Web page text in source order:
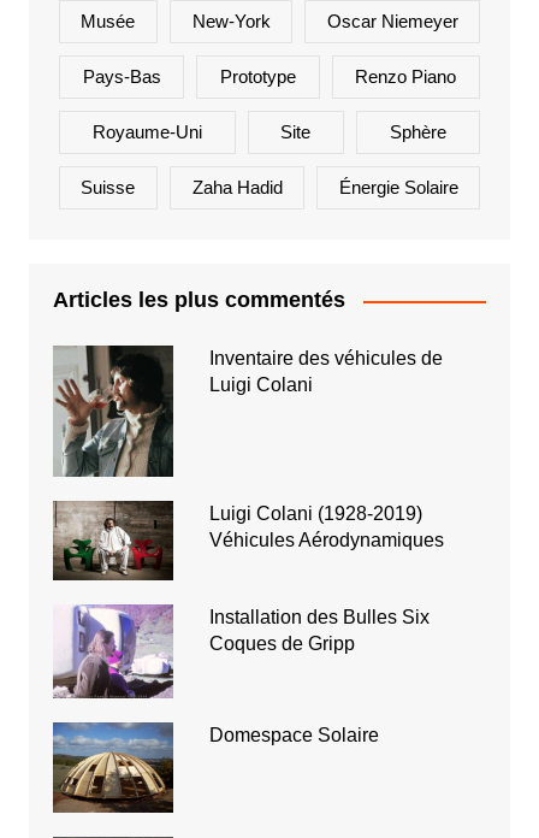
Musée New-York Oscar Niemeyer
Pays-Bas Prototype Renzo Piano
Royaume-Uni Site Sphère
Suisse Zaha Hadid Énergie Solaire
Articles les plus commentés
Inventaire des véhicules de
Luigi Colani
Luigi Colani (1928-2019)
Véhicules Aérodynamiques
Installation des Bulles Six
Coques de Gripp
Domespace Solaire